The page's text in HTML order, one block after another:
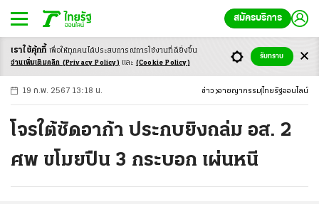
สมัครบริการ
-ก ก ก+
19 ก.พ. 2567 13:18 น. ข่าว อาชญากรรม ไทยรัฐออนไลน์
โจรใต้ซัดอาก้า ประกบยิงถล่ม อส. 2
ศพ ขโมยปืน 3 กระบอก เผ่นหนี
เราใช้คุ้กกี้ เพื่อให้ทุกคนได้ประสบการณ์การใช้งานที่ดียิ่งขึ้น
อ่านเพิ่มเติมคลิก (Privacy Policy) และ (Cookie Policy)
รับทราบ